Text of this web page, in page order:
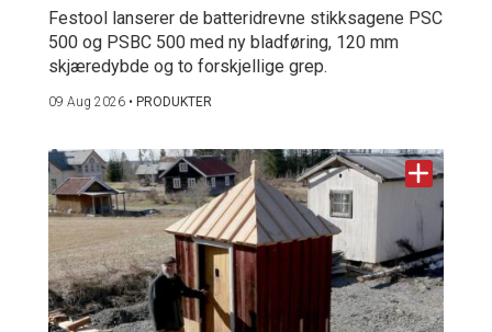
Festool lanserer de batteridrevne stikksagene PSC
500 og PSBC 500 med ny bladføring, 120 mm
skjæredybde og to forskjellige grep.
09 Aug 2026 • PRODUKTER